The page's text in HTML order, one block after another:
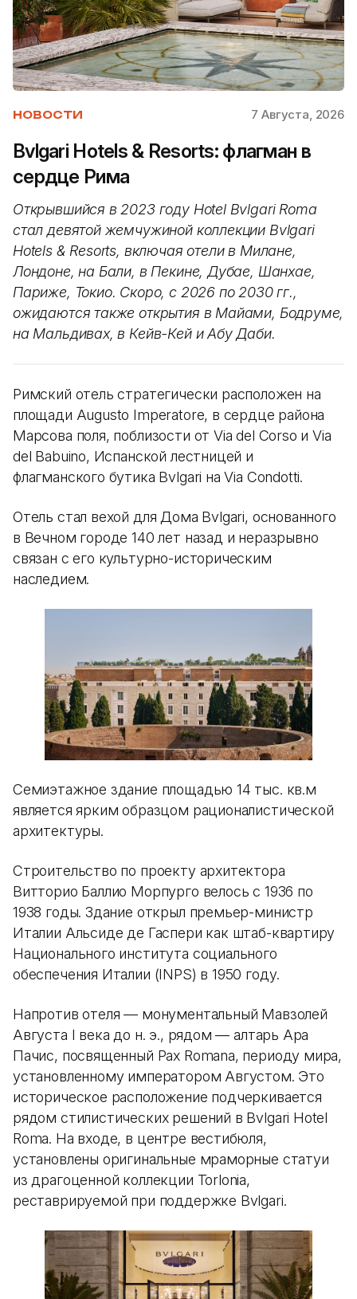
НОВОСТИ 7 Августа, 2026
Bvlgari Hotels & Resorts: флагман в
сердце Рима
Открывшийся в 2023 году Hotel Bvlgari Roma
стал девятой жемчужиной коллекции Bvlgari
Hotels & Resorts, включая отели в Милане,
Лондоне, на Бали, в Пекине, Дубае, Шанхае,
Париже, Токио. Скоро, с 2026 по 2030 гг.,
ожидаются также открытия в Майами, Бодруме,
на Мальдивах, в Кейв-Кей и Абу Даби.
Римский отель стратегически расположен на
площади Augusto Imperatore, в сердце района
Марсова поля, поблизости от Via del Corso и Via
del Babuino, Испанской лестницей и
флагманского бутика Bvlgari на Via Condotti.
Отель стал вехой для Дома Bvlgari, основанного
в Вечном городе 140 лет назад и неразрывно
связан с его культурно-историческим
наследием.
Семиэтажное здание площадью 14 тыс. кв.м
является ярким образцом рационалистической
архитектуры.
Строительство по проекту архитектора
Витторио Баллио Морпурго велось с 1936 по
1938 годы. Здание открыл премьер-министр
Италии Альсиде де Гаспери как штаб-квартиру
Национального института социального
обеспечения Италии (INPS) в 1950 году.
Напротив отеля — монументальный Мавзолей
Августа I века до н. э., рядом — алтарь Ара
Пачис, посвященный Pax Romana, периоду мира,
установленному императором Августом. Это
историческое расположение подчеркивается
рядом стилистических решений в Bvlgari Hotel
Roma. На входе, в центре вестибюля,
установлены оригинальные мраморные статуи
из драгоценной коллекции Torlonia,
реставрируемой при поддержке Bvlgari.